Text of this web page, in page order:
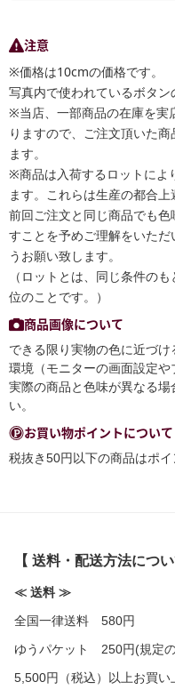
注意
※価格は10cmの価格です。
写真内で使われているボタン
※当店、一部商品の在庫を実
りますので、ご注文頂いた
ます。
※商品は入荷するロットによ
ます。これらは生産の都合上
前回ご注文と同じ商品でも
すことを予めご理解をいた
うお願い致します。
（ロットとは、同じ条件の
位のことです。）
商品画像について
できる限り実物の色に近づ
環境（モニターの画面設定
実際の商品と色味が異なる
い。
お買い物ポイントについて
税抜き50円以下の商品はポイ
【 送料・配送方法につい
≪ 送料 ≫
全国一律送料 580円
ゆうパケット 250円(規定
5,500円（税込）以上お買い